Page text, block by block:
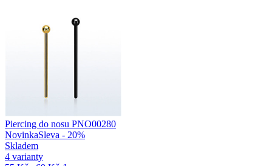
Piercing do nosu PNO00280
NovinkaSleva - 20%
Skladem
4 varianty